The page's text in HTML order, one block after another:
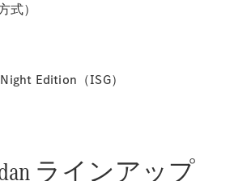
New
式）
Edition（ISG）
ラインアップ